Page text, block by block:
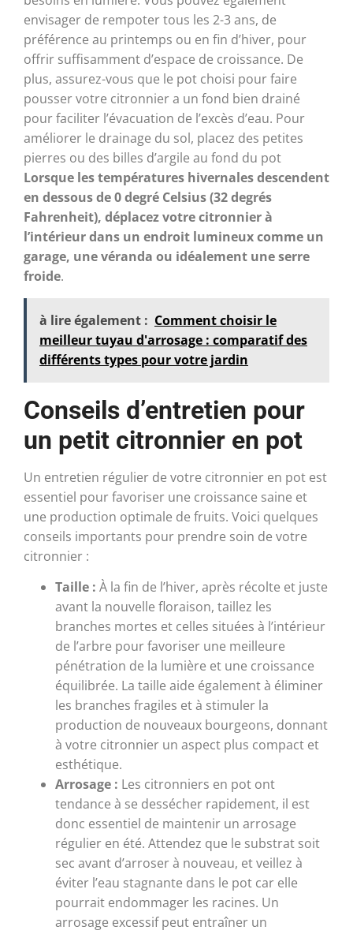
envisager de rempoter tous les 2-3 ans, de
préférence au printemps ou en fin d’hiver, pour
offrir suffisamment d’espace de croissance. De
plus, assurez-vous que le pot choisi pour faire
pousser votre citronnier a un fond bien drainé
pour faciliter l’évacuation de l’excès d’eau. Pour
améliorer le drainage du sol, placez des petites
pierres ou des billes d’argile au fond du pot
Lorsque les températures hivernales descendent
en dessous de 0 degré Celsius (32 degrés
Fahrenheit), déplacez votre citronnier à
l’intérieur dans un endroit lumineux comme un
garage, une véranda ou idéalement une serre
froide.
à lire également : Comment choisir le
meilleur tuyau d'arrosage : comparatif des
différents types pour votre jardin
Conseils d’entretien pour
un petit citronnier en pot
Un entretien régulier de votre citronnier en pot est
essentiel pour favoriser une croissance saine et
une production optimale de fruits. Voici quelques
conseils importants pour prendre soin de votre
citronnier :
Taille : À la fin de l’hiver, après récolte et juste
avant la nouvelle floraison, taillez les
branches mortes et celles situées à l’intérieur
de l’arbre pour favoriser une meilleure
pénétration de la lumière et une croissance
équilibrée. La taille aide également à éliminer
les branches fragiles et à stimuler la
production de nouveaux bourgeons, donnant
à votre citronnier un aspect plus compact et
esthétique.
Arrosage : Les citronniers en pot ont
tendance à se dessécher rapidement, il est
donc essentiel de maintenir un arrosage
régulier en été. Attendez que le substrat soit
sec avant d’arroser à nouveau, et veillez à
éviter l’eau stagnante dans le pot car elle
pourrait endommager les racines. Un
arrosage excessif peut entraîner un